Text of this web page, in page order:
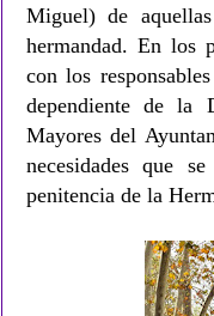
Miguel) de
hermandad. En los
con los
dependiente de la
Mayores del
necesidades que
penitencia de la